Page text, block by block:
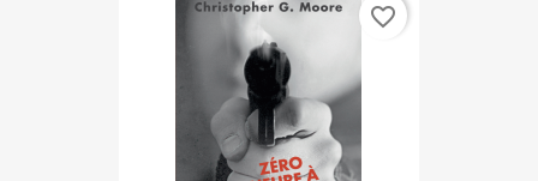
favorite_border